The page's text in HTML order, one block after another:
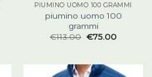
PIUMINO UOMO 100 GRAMMI
piumino uomo 100
grammi
€113.00 €75.00